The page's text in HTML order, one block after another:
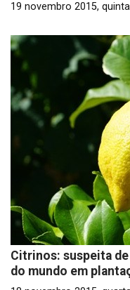
19 novembro 2015,
Citrinos: suspeita
do mundo em